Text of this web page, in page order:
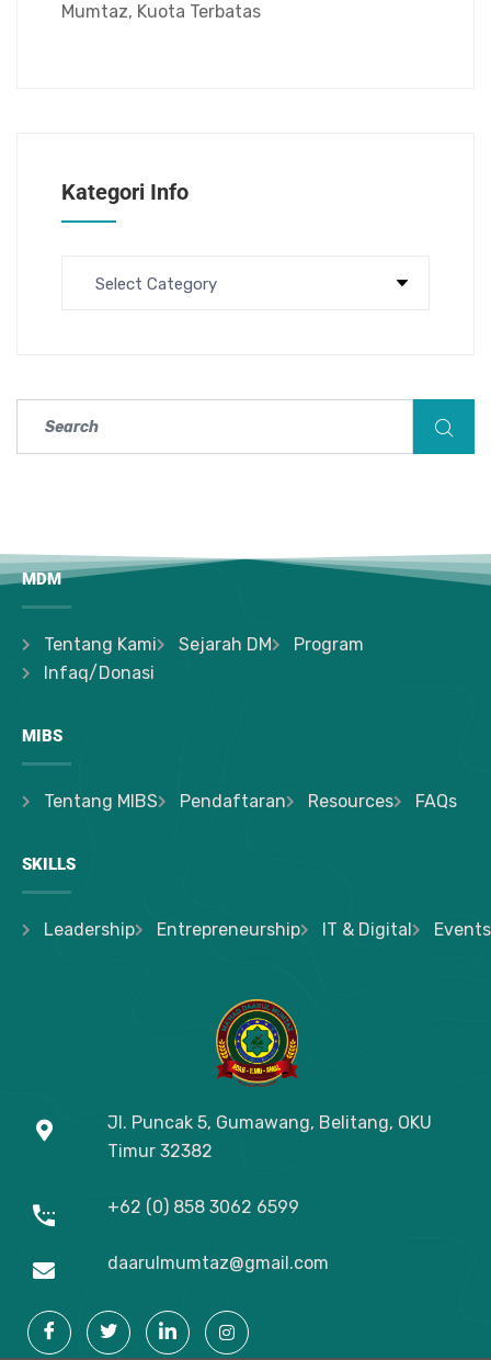
Mumtaz, Kuota Terbatas
Kategori Info
MDM
Tentang Kami Sejarah DM
Program
Infaq/Donasi
MIBS
Tentang MIBS Pendaftaran Resources FAQs
SKILLS
Leadership Entrepreneurship IT & Digital Events
Jl. Puncak 5, Gumawang, Belitang, OKU
Timur 32382
+62 (0) 858 3062 6599
daarulmumtaz@gmail.com